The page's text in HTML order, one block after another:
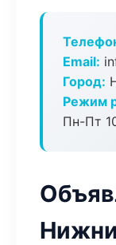
Email:
Город:
Режим
Пн-Пт